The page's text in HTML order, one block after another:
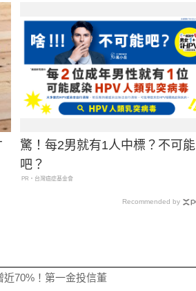
驚！每2男就有1人中標？不可能
吧？
PR・台灣癌症基金會
Recommended by
近70%！第一金投信董